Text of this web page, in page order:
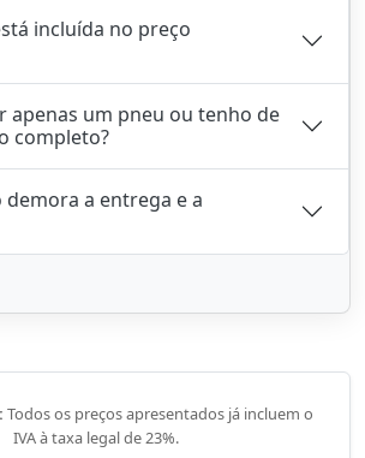
incluída no preço
apenas um pneu ou tenho de
completo?
a entrega e a
Todos os preços apresentados já incluem o
IVA à taxa legal de 23%.